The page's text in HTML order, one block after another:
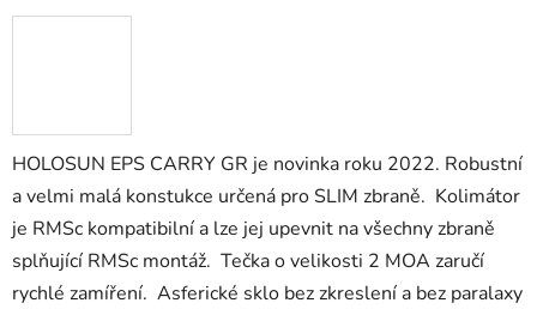
HOLOSUN EPS CARRY GR je novinka roku 2022. Robustní
a velmi malá konstukce určená pro SLIM zbraně. Kolimátor
je RMSc kompatibilní a lze jej upevnit na všechny zbraně
splňující RMSc montáž. Tečka o velikosti 2 MOA zaručí
rychlé zamíření. Asferické sklo bez zkreslení a bez paralaxy